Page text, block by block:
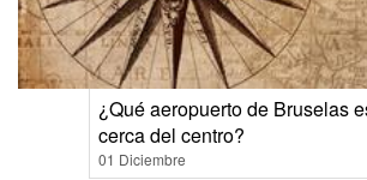
¿Qué aeropuerto de Bruselas
cerca del centro?
01 Diciembre